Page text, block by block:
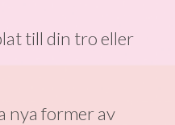
till din tro eller
nya former av